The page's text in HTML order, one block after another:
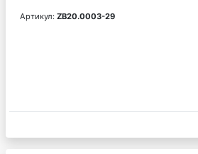
Артикул: ZB20.0003-29